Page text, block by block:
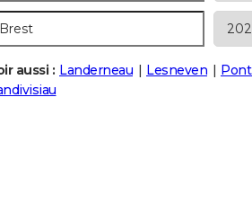
aussi : Landerneau Lesneven